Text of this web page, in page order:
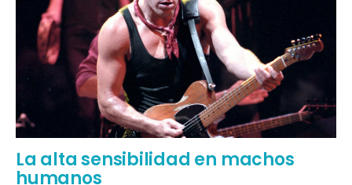
La alta sensibilidad en machos
humanos